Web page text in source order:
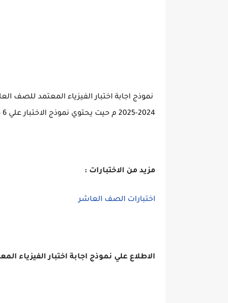
نموذج اجابة اختبار الفيزياء المعتمد للصف
2024-2025 م حيت يحتوي نموذج الاختبار علي 6 صفحات اجابة.
مزيد من الاختبارات :
اختبارات الصف العاشر
الاطلاع علي نموذج اجابة اختبار الفيزياء